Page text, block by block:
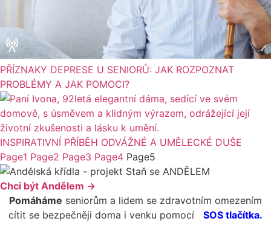
PŘÍZNAKY DEPRESE U SENIORŮ: JAK ROZPOZNAT
PROBLÉMY A JAK POMOCI?
INSPIRATIVNÍ PŘÍBĚH ODVÁŽNÉ A UMĚLECKÉ DUŠE
Page1 Page2 Page3 Page4 Page5
Chci být Andělem →
Pomáháme seniorům a lidem se zdravotním omezením
cítit se bezpečněji doma i venku pomocí
SOS tlačítka.